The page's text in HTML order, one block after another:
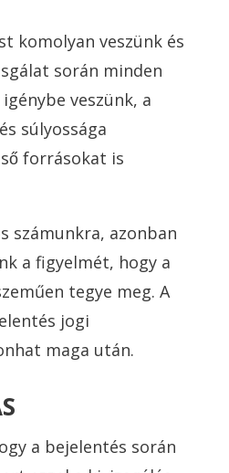
komolyan veszünk és
során minden
veszünk, a
súlyossága
forrásokat is
számunkra, azonban
a figyelmét, hogy a
tegye meg. A
jogi
maga után.
a bejelentés során